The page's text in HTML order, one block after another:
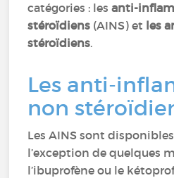
catégories : lesanti-
stéroïdiens (AINS) et les
stéroïdiens.
Les anti-
non
Les AINS sont
l’exception de quelques
l’ibuprofène ou le